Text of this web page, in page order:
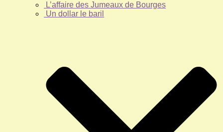
L’affaire des Jumeaux de Bourges
Un dollar le baril